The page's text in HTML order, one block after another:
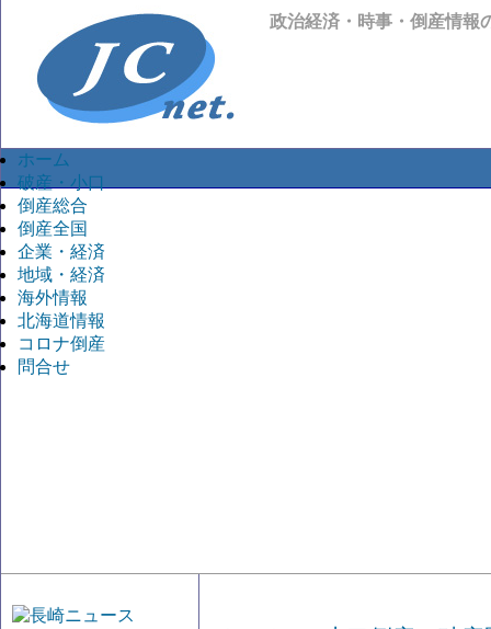
政治経済・時事・倒産情報
ホーム
破産・小口
倒産総合
倒産全国
企業・経済
地域・経済
海外情報
北海道情報
コロナ倒産
問合せ